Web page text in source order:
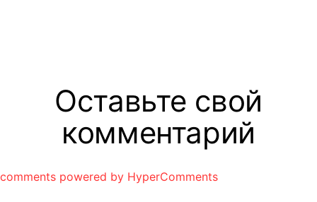
Оставьте свой
комментарий
comments powered by HyperComments